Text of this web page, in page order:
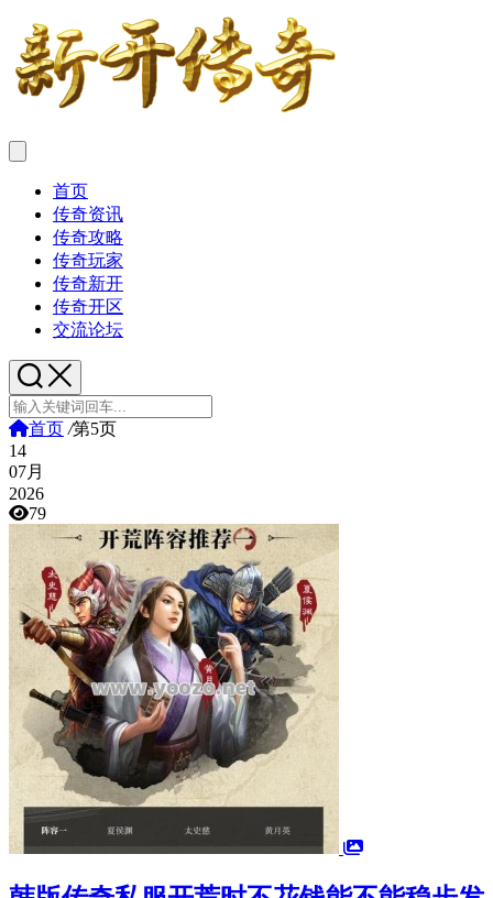
首页
传奇资讯
传奇攻略
传奇玩家
传奇新开
传奇开区
交流论坛
首页 /第5页
14
07月
2026
79